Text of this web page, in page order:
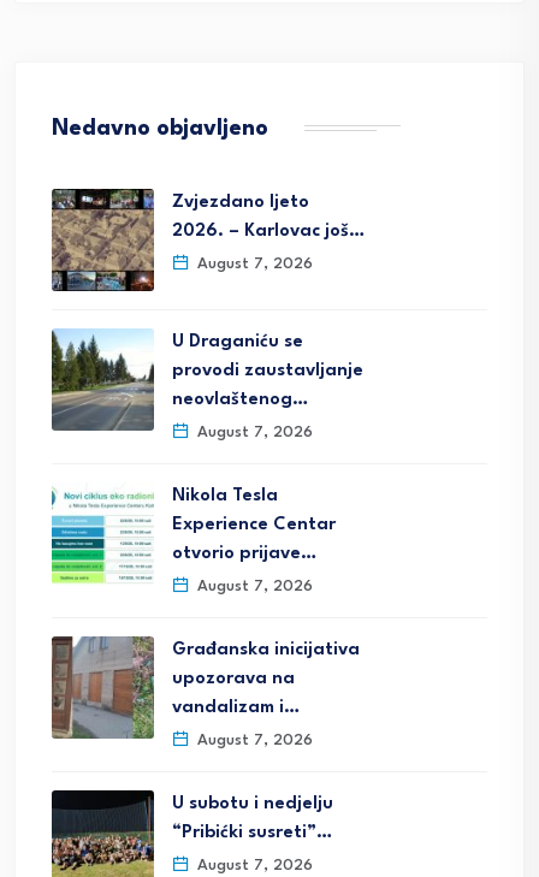
Nedavno objavljeno
Zvjezdano ljeto
2026. – Karlovac još…
August 7, 2026
U Draganiću se
provodi zaustavljanje
neovlaštenog…
August 7, 2026
Nikola Tesla
Experience Centar
otvorio prijave…
August 7, 2026
Građanska inicijativa
upozorava na
vandalizam i…
August 7, 2026
U subotu i nedjelju
“Pribićki susreti”…
August 7, 2026